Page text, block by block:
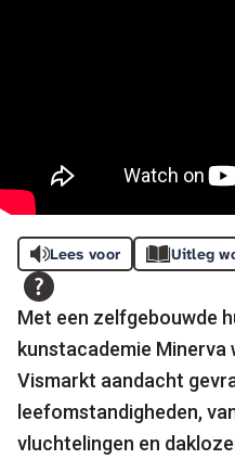
Lees voor Uitleg
Met een zelfgebouwde
kunstacademie
Vismarkt aandacht
leefomstandigheden,
vluchtelingen en